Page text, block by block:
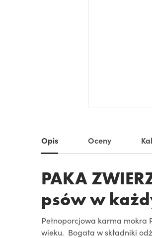
Opis Oceny
PAKA
psów w
Pełnoporcjowa karma mokra
wieku. Bogata w składniki